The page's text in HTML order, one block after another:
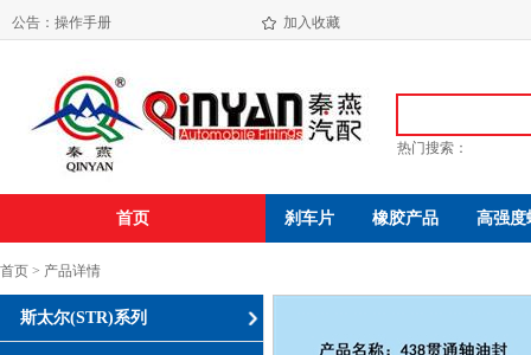
公告： 加入收藏
热门搜索：
首页 刹车片 橡胶产品 高强度
首页 > 产品详情
斯太尔(STR)系列